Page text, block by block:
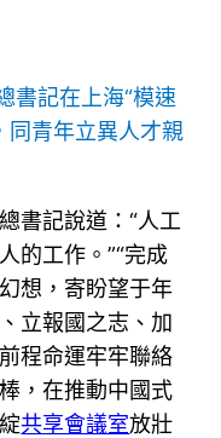
記在上海“模速
同青年立異人才親
書記說道：“人工
的工作。”“完成
想，寄盼望于年
立報國之志、加
程命運牢牢聯絡
，在推動中國式
共享會議室放壯